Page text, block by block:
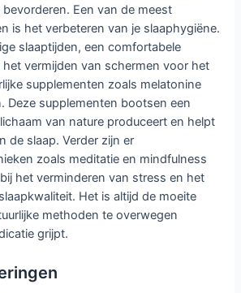
Een van de meest
is het verbeteren van je slaaphygiëne.
slaaptijden, een comfortabele
vermijden van schermen voor het
supplementen zoals melatonine
Deze supplementen bootsen een
van nature produceert en helpt
de slaap. Verder zijn er
zoals meditatie en mindfulness
het verminderen van stress en het
Het is altijd de moeite
methoden te overwegen
grijpt.